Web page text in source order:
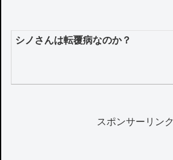
シノさんは転覆病なのか？
スポンサーリンク